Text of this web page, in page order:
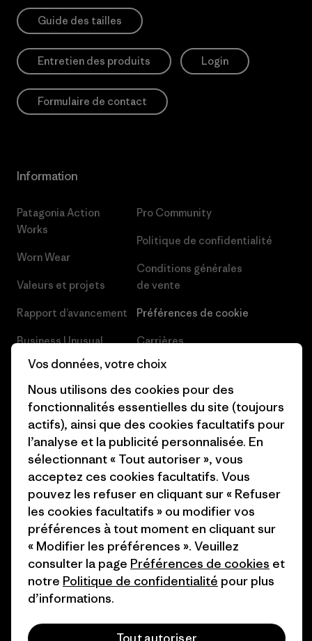
Guide des tailles
Entretien des produits Login
Formulaire de contact
Information
Patagonia Action
Works
Worn Wear
Valeurs et projets
Rapport d’avancement
Business Unusual
Objectifs climatiques
1% For The Planet
Comment nous
finançons
Nos magasins
Pro Community
Politique de confidentialité
Conditions générales
de vente
Préférences de cookie
Carrières
Presse et media
Industry program
Programme d’affiliation
Patagonia Luxembourg Plan du
site
© 2026 Patagonia, Inc. All Rights Reserved.
Vos données, votre choix
Nous utilisons des cookies pour des
fonctionnalités essentielles du site (toujours
actifs), ainsi que des cookies facultatifs pour
l’analyse et la publicité personnalisée. En
sélectionnant « Tout autoriser », vous
acceptez ces cookies facultatifs. Vous
pouvez les refuser en cliquant sur « Refuser
les cookies facultatifs » ou modifier vos
préférences à tout moment en cliquant sur
« Modifier les préférences ». Veuillez
consulter la page Préférences de cookies et
notre Politique de confidentialité pour plus
d’informations.